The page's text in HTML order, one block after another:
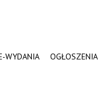
WYDANIA OGŁOSZENIA